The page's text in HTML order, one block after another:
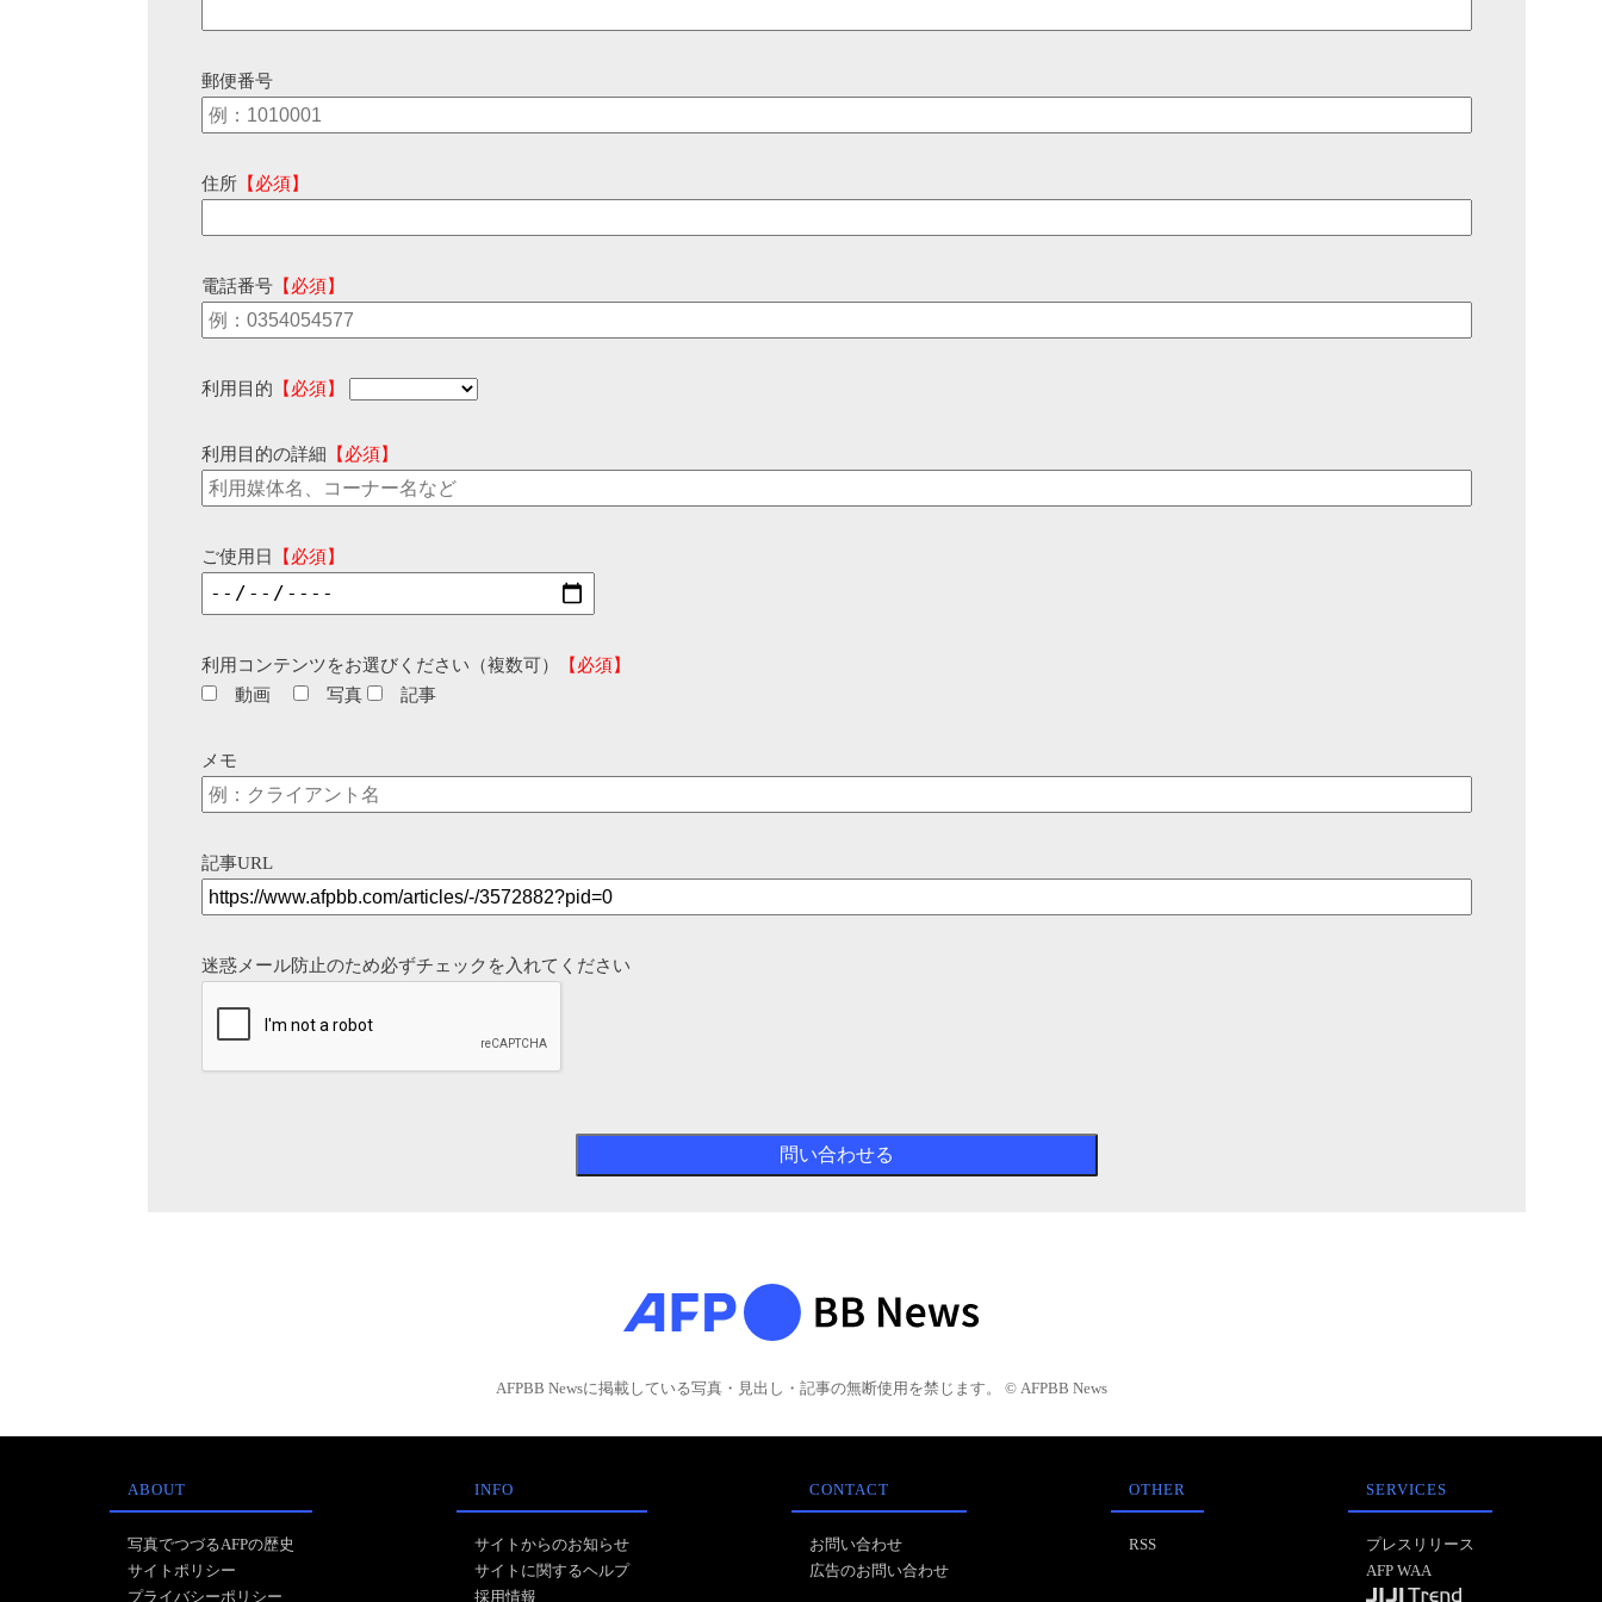
郵便番号
住所 【必須】
電話番号 【必須】
利用目的 【必須】
利用目的の詳細 【必須】
ご使用日 【必須】
利用コンテンツをお選びください（複数可）
【必須】
動画
写真 記事
メモ
記事URL
迷惑メール防止のため必ずチェックを入れてください
AFPBB Newsに掲載している写真・見出し・記事の無断使用を禁じます。 © AFPBB News
ABOUT
写真でつづるAFPの歴史
サイトポリシー
プライバシーポリシー
INFO
サイトからのお知らせ
サイトに関するヘルプ
採用情報
CONTACT
お問い合わせ
広告のお問い合わせ
OTHER
RSS
SERVICES
プレスリリース
AFP WAA